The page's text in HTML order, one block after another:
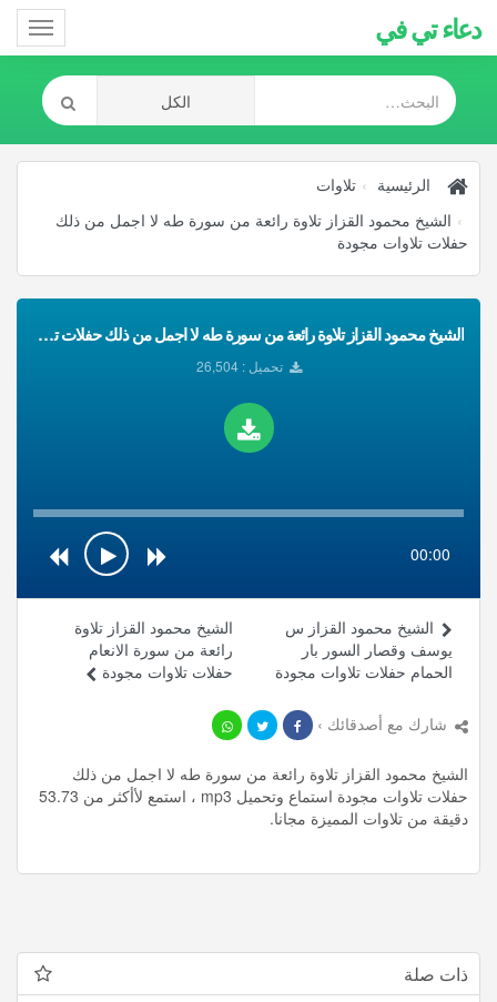
دعاء تي في
الرئيسية
تلاوات
الشيخ محمود القزاز تلاوة رائعة من سورة طه لا اجمل من ذلك
حفلات تلاوات مجودة
الشيخ محمود القزاز تلاوة رائعة من سورة طه لا اجمل من ذلك حفلات تلاوات مجودة تحميل Mp3
تحميل : 26,504
00:00
الشيخ محمود القزاز تلاوة
رائعة من سورة الانعام
حفلات تلاوات مجودة
الشيخ محمود القزاز س
يوسف وقصار السور بار
الحمام حفلات تلاوات مجودة
شارك مع أصدقائك ›
الشيخ محمود القزاز تلاوة رائعة من سورة طه لا اجمل من ذلك
حفلات تلاوات مجودة استماع وتحميل mp3 ، استمع لأأكثر من 53.73
دقيقة من تلاوات المميزة مجانا.
ذات صلة